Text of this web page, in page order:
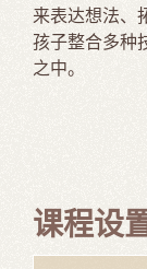
来表达想法、
孩子整合多种
之中。
课程设